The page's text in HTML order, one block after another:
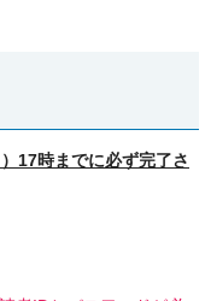
17時までに必ず完了さ